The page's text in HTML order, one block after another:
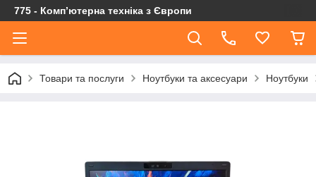
775 - Компʼютерна техніка з Європи
Товари та послуги Ноутбуки та аксесуари Ноутбуки